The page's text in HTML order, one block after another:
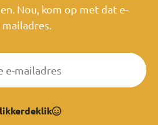
Nou, kom op met dat e-
mailadres.